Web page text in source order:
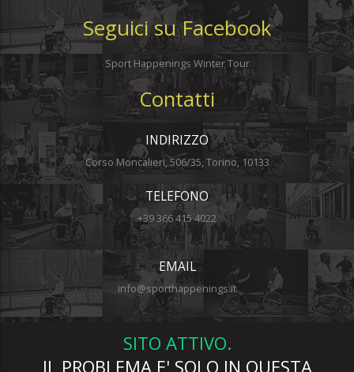
Seguici su Facebook
Sport Happenings Winter Tour
Contatti
INDIRIZZO
Corso Moncalieri, 506/35, Torino, 10133
TELEFONO
+39 366 415 4022
EMAIL
info@sporthappenings.it
SITO ATTIVO.
IL PROBLEMA E' SOLO IN QUESTA